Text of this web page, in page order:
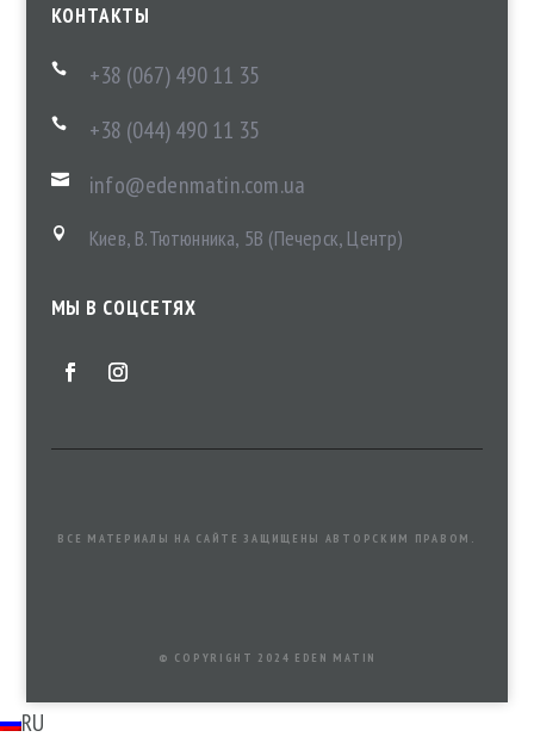
КОНТАКТЫ
 +38 (067) 490 11 35
 +38 (044) 490 11 35
 info@edenmatin.com.ua
 Киев, В.Тютюнника, 5В (Печерск, Центр)
МЫ В СОЦСЕТЯХ
ВСЕ МАТЕРИАЛЫ НА САЙТЕ ЗАЩИЩЕНЫ АВТОРСКИМ ПРАВОМ.
© COPYRIGHT 2024 EDEN MATIN
RU